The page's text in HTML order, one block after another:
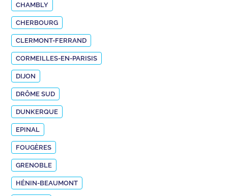
CHAMBLY
CHERBOURG
CLERMONT-FERRAND
CORMEILLES-EN-PARISIS
DIJON
DRÔME SUD
DUNKERQUE
EPINAL
FOUGÈRES
GRENOBLE
HÉNIN-BEAUMONT